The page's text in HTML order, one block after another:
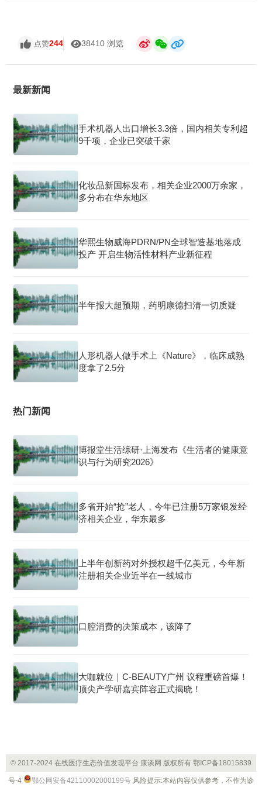
点赞244 38410 浏览
最新新闻
手术机器人出口增长3.3倍，国内相关专利超
9千项，企业已突破千家
化妆品新国标发布，相关企业2000万余家，
多分布在华东地区
华熙生物威海PDRN/PN全球智造基地落成
投产 开启生物活性材料产业新征程
半年报大超预期，药明康德扫清一切质疑
人形机器人做手术上《Nature》，临床成熟
度拿了2.5分
热门新闻
博报堂生活综研·上海发布《生活者的健康意
识与行为研究2026》
多省开始“抢”老人，今年已注册5万家银发经
济相关企业，华东最多
上半年创新药对外授权超千亿美元，今年新
注册相关企业近半在一线城市
口腔消费的决策成本，该降了
大咖就位｜C-BEAUTY广州 议程重磅首爆！
顶尖产学研嘉宾阵容正式揭晓！
© 2017-2024 在线医疗生态价值发现平台 康谈网 版权所有 鄂ICP备18015839
号-4 鄂公网安备42110002000199号 风险提示:本站内容仅供参考，不作为诊